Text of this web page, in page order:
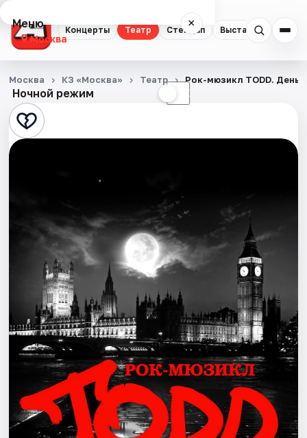
Концерты Театр Стендап Выставки
Меню ×
Москва
Концерты
Театр
Стендап
Экскурсии
Спорт
События
Города
Площадки
Артисты
Ночной режим ☾
Москва КЗ «Москва» Театр Рок-мюзикл TODD. День